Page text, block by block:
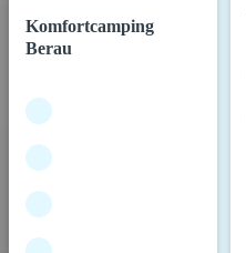
Komfortcamping
Berau